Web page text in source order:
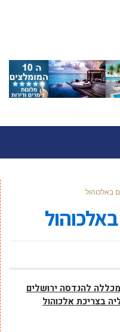
באלכוהול
להנדסה ירושלים
בצריכת אלכוהול